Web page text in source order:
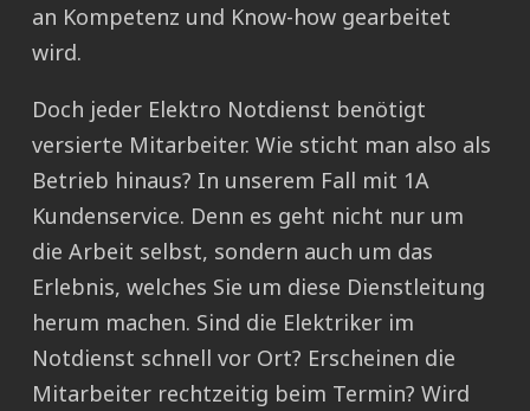
an Kompetenz und Know-how gearbeitet
wird.
Doch jeder Elektro Notdienst benötigt
versierte Mitarbeiter. Wie sticht man also als
Betrieb hinaus? In unserem Fall mit 1A
Kundenservice. Denn es geht nicht nur um
die Arbeit selbst, sondern auch um das
Erlebnis, welches Sie um diese Dienstleitung
herum machen. Sind die Elektriker im
Notdienst schnell vor Ort? Erscheinen die
Mitarbeiter rechtzeitig beim Termin? Wird